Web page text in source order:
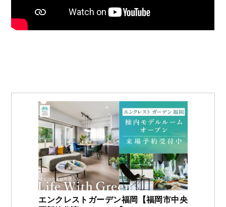
エンクレストガーデン福岡【福岡市中央